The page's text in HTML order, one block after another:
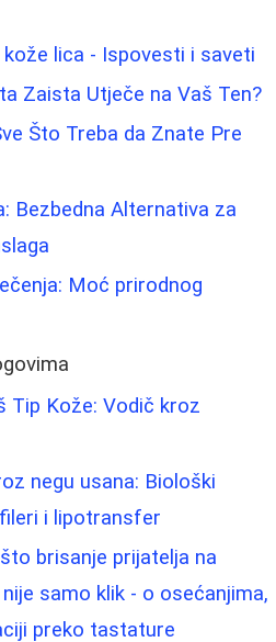
lica - Ispovesti i saveti
Zaista Utječe na Vaš Ten?
Što Treba da Znate Pre
Bezbedna Alternativa za
Moć prirodnog
Tip Kože: Vodič kroz
negu usana: Biološki
i lipotransfer
brisanje prijatelja na
samo klik - o osećanjima,
preko tastature